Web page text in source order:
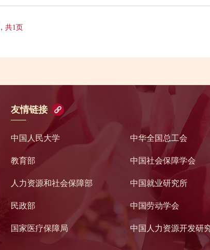
共1页
友情链接
中国人民大学
教育部
人力资源和社会保障部
民政部
国家医疗保障局
中华全国总工会
中国社会保障学会
中国就业研究所
中国劳动学会
中国人力资源开发研